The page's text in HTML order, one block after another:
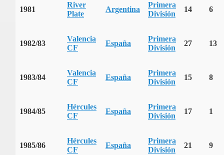
1981
River
Plate
Argentina
Primera
División
14 6
1982/83
Valencia
CF
España
Primera
División
27 13
1983/84
Valencia
CF
España
Primera
División
15 8
1984/85
Hércules
CF
España
Primera
División
17 1
1985/86
Hércules
CF
España
Primera
División
21 9